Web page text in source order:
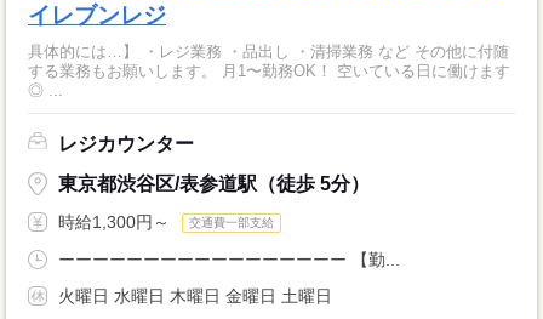
イレブンレジ
具体的には…】 ・レジ業務 ・品出し ・清掃業務 など その他に付随
する業務もお願いします。 月1〜勤務OK！ 空いている日に働けます
レジカウンター
東京都渋谷区/表参道駅（徒歩 5分）
時給1,300円～ 交通費一部支給
ーーーーーーーーーーーーーーーーー 【勤...
火曜日 水曜日 木曜日 金曜日 土曜日